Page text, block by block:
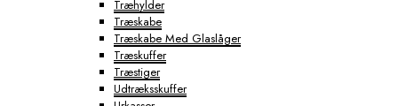
Træhylder
Træskabe
Træskabe Med Glaslåger
Træskuffer
Træstiger
Udtræksskuffer